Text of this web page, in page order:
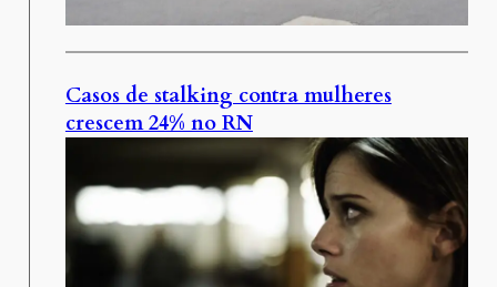
Casos de stalking contra mulheres
crescem 24% no RN